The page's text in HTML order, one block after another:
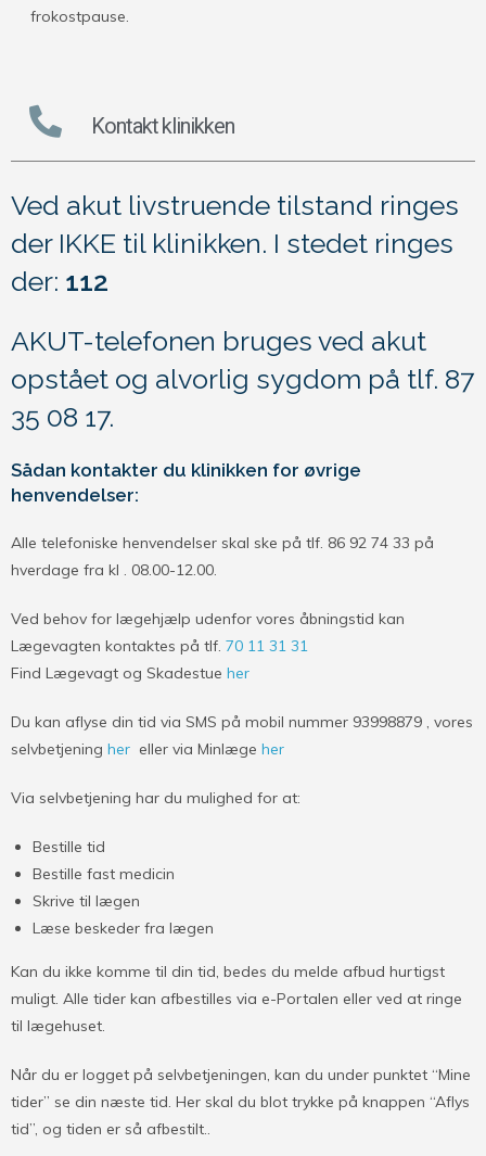
frokostpause.
Kontakt klinikken
Ved akut livstruende tilstand ringes
der IKKE til klinikken. I stedet ringes
der: 112
AKUT-telefonen bruges ved akut
opstået og alvorlig sygdom på tlf. 87
35 08 17.
Sådan kontakter du klinikken for øvrige
henvendelser:
Alle telefoniske henvendelser skal ske på tlf. 86 92 74 33 på
hverdage fra kl . 08.00-12.00.
Ved behov for lægehjælp udenfor vores åbningstid kan
Lægevagten kontaktes på tlf. 70 11 31 31
Find Lægevagt og Skadestue her
Du kan aflyse din tid via SMS på mobil nummer 93998879 , vores
selvbetjening her eller via Minlæge her
Via selvbetjening har du mulighed for at:
Bestille tid
Bestille fast medicin
Skrive til lægen
Læse beskeder fra lægen
Kan du ikke komme til din tid, bedes du melde afbud hurtigst
muligt. Alle tider kan afbestilles via e-Portalen eller ved at ringe
til lægehuset.
Når du er logget på selvbetjeningen, kan du under punktet “Mine
tider” se din næste tid. Her skal du blot trykke på knappen “Aflys
tid”, og tiden er så afbestilt..